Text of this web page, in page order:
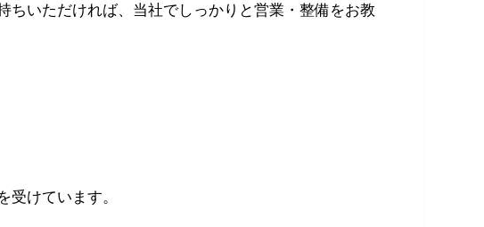
ちいただければ、当社でしっかりと営業・整備をお教
受けています。